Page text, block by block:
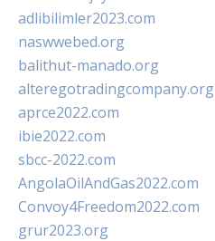
adlibilimler2023.com
naswwebed.org
balithut-manado.org
alteregotradingcompany.org
aprce2022.com
ibie2022.com
sbcc-2022.com
AngolaOilAndGas2022.com
Convoy4Freedom2022.com
grur2023.org